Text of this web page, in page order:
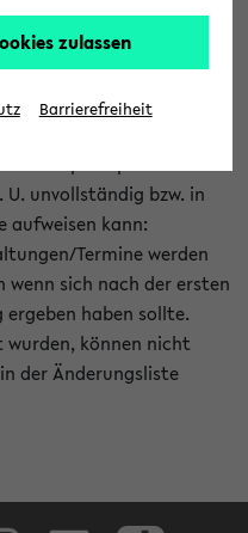
Semester.
kann nur
von den Lehrenden
und diese Änderungen
unvollständig bzw. in
aufweisen kann:
Termine werden
sich nach der ersten
haben sollte.
wurden, können nicht
der Änderungsliste
zulassen
Barrierefreiheit